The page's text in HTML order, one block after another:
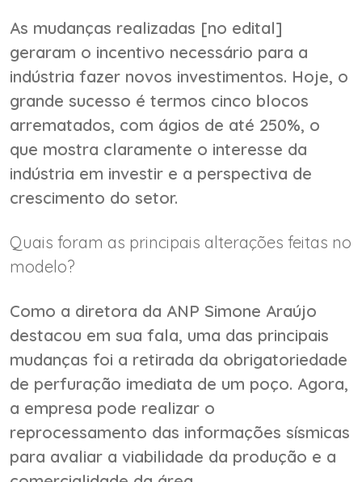
As mudanças realizadas [no edital]
geraram o incentivo necessário para a
indústria fazer novos investimentos. Hoje, o
grande sucesso é termos cinco blocos
arrematados, com ágios de até 250%, o
que mostra claramente o interesse da
indústria em investir e a perspectiva de
crescimento do setor.
Quais foram as principais alterações feitas no
modelo?
Como a diretora da ANP Simone Araújo
destacou em sua fala, uma das principais
mudanças foi a retirada da obrigatoriedade
de perfuração imediata de um poço. Agora,
a empresa pode realizar o
reprocessamento das informações sísmicas
para avaliar a viabilidade da produção e a